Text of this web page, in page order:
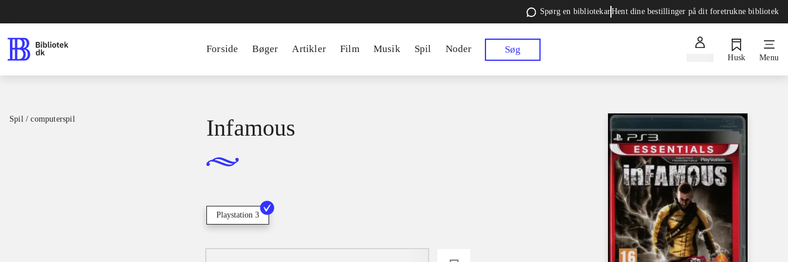
Spørg en bibliotekarHent dine bestillinger på dit foretrukne bibliotek
Forside Bøger Artikler Film Musik Spil Noder Søg
Husk Menu
Spil / computerspil Infamous
Playstation 3